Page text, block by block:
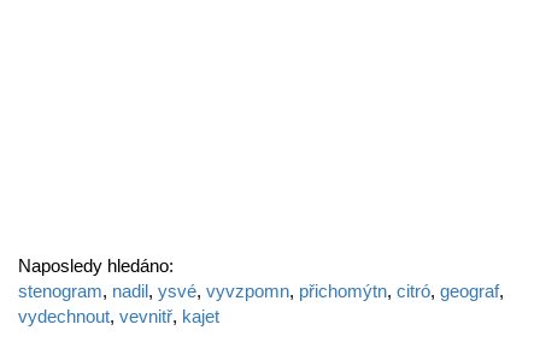
Naposledy hledáno:
stenogram, nadil, ysvé, vyvzpomn, přichomýtn, citró, geograf,
vydechnout, vevnitř, kajet